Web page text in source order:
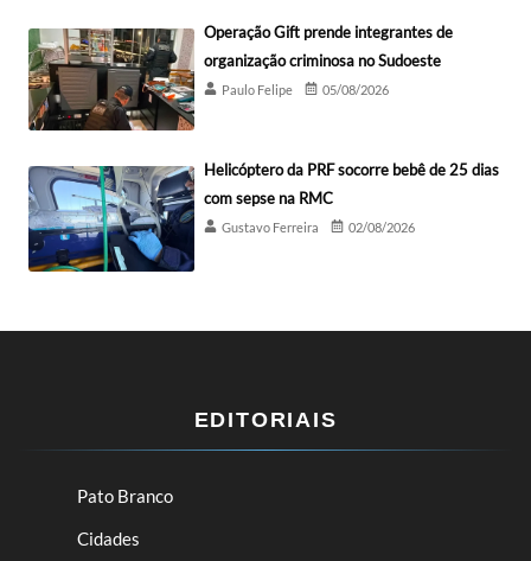
Operação Gift prende integrantes de
organização criminosa no Sudoeste
Paulo Felipe 05/08/2026
Helicóptero da PRF socorre bebê de 25 dias
com sepse na RMC
Gustavo Ferreira 02/08/2026
EDITORIAIS
Pato Branco
Cidades